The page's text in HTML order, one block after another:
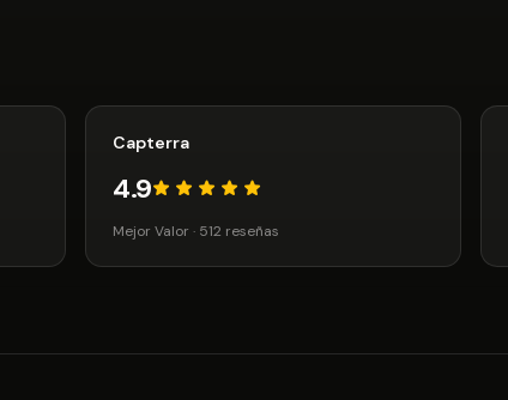
Capterra
4.9
Mejor Valor · 512 reseñas